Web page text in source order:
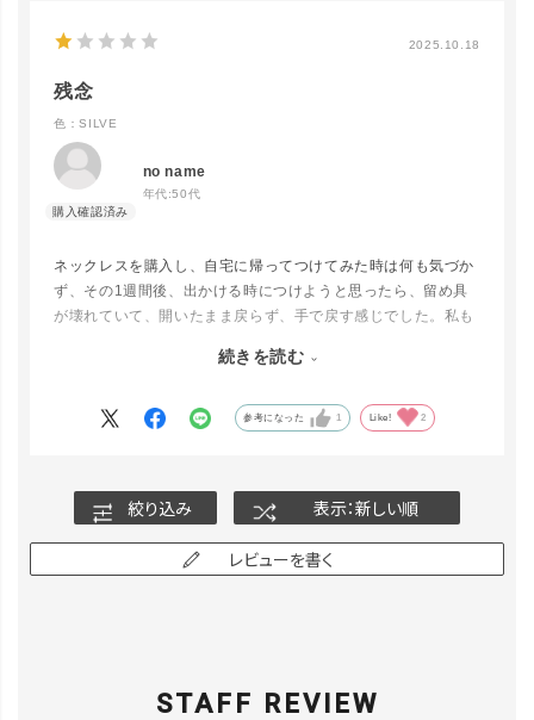
2025.10.18
残念
色：SILVE
no name
年代:50代
ネックレスを購入し、自宅に帰ってつけてみた時は何も気づか
ず、その1週間後、出かける時につけようと思ったら、留め具
が壊れていて、開いたまま戻らず、手で戻す感じでした。私も
は連絡しなかったが、そこそこの値段なので、しっかりした物
残念でした。
続きを読む
参考になった 1 Like! 2
絞り込み 表示：新しい順
レビューを書く
STAFF REVIEW